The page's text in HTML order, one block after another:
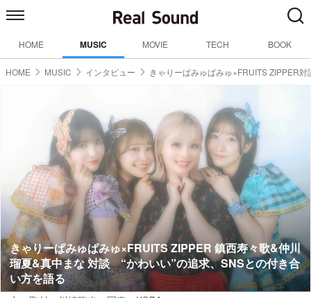
HOME MUSIC MOVIE TECH BOOK
HOME MUSIC インタビュー きゃりーぱみゅぱみゅ×FRUITS ZIPPER対
きゃりーぱみゅぱみゅ×FRUITS ZIPPER 鎮西寿々歌&仲川
瑠夏&真中まな 対談 “かわいい”の追求、SNSとの付き合
い方を語る